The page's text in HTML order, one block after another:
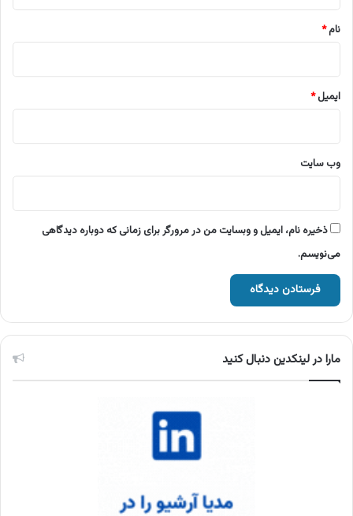
نام*
ایمیل*
وب‌ سایت
ذخیره نام، ایمیل و وبسایت من در مرورگر برای زمانی که دوباره دیدگاهی
می‌نویسم.
مارا در لینکدین دنبال کنید